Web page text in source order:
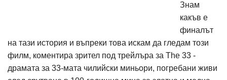
Знам
какъв е
финалът
на тази история и въпреки това искам да гледам този
филм, коментира зрител под трейлъра за The 33 -
драмата за 33-мата чилийски миньори, погребани живи